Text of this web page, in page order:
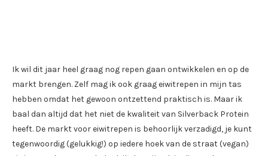
Ik wil dit jaar heel graag nog repen gaan ontwikkelen en op de
markt brengen. Zelf mag ik ook graag eiwitrepen in mijn tas
hebben omdat het gewoon ontzettend praktisch is. Maar ik
baal dan altijd dat het niet de kwaliteit van Silverback Protein
heeft. De markt voor eiwitrepen is behoorlijk verzadigd, je kunt
tegenwoordig (gelukkig!) op iedere hoek van de straat (vegan)